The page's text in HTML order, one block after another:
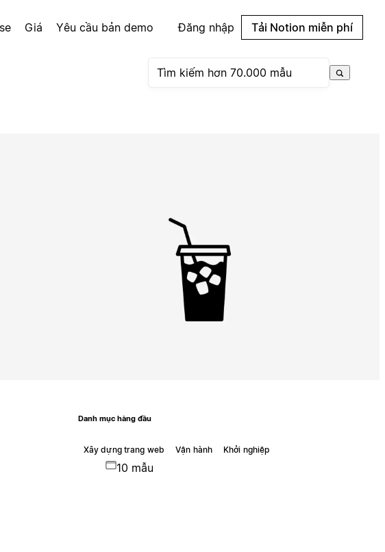
Giá Yêu cầu bản demo Đăng nhập Tải Notion miễn phí
Danh mục hàng đầu
Xây dựng trang web Vận hành Khởi nghiệp
10 mẫu